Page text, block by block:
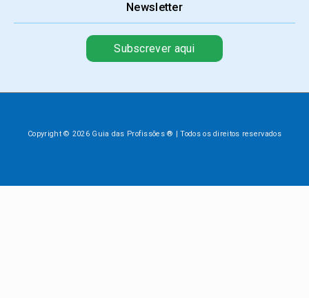
Newsletter
Subscrever aqui
Copyright © 2026 Guia das Profissões ® | Todos os direitos reservados